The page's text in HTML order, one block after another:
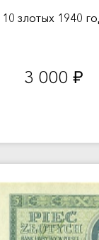
10 злотых 1940
3 000 руб.